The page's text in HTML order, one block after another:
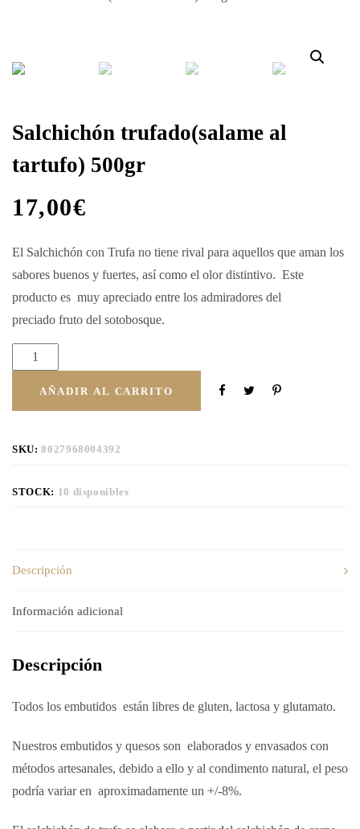
Salchichón trufado(salame al
tartufo) 500gr
17,00€
El Salchichón con Trufa no tiene rival para aquellos que aman los
sabores buenos y fuertes, así como el olor distintivo. Este
producto es muy apreciado entre los admiradores del
preciado fruto del sotobosque.
trufado(salame
500gr
AÑADIR AL CARRITO
SKU:8027968004392
STOCK: 10 disponibles
Descripción
Información adicional
Descripción
Todos los embutidos están libres de gluten, lactosa y glutamato.
Nuestros embutidos y quesos son elaborados y envasados con
métodos artesanales, debido a ello y al condimento natural, el peso
podría variar en aproximadamente un +/-8%.